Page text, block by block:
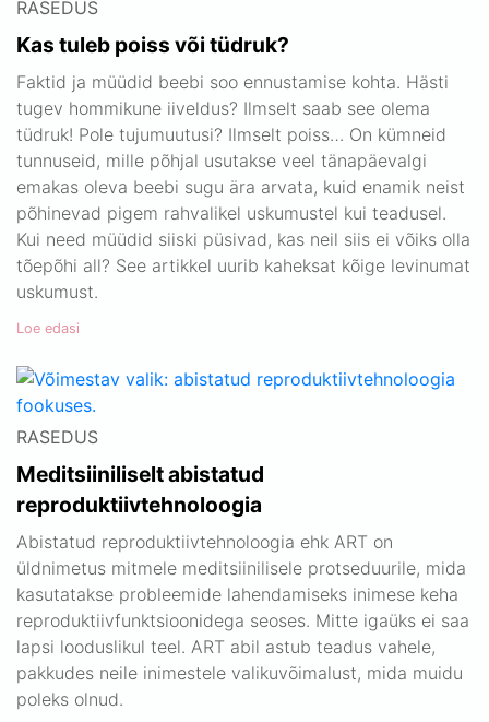
RASEDUS
Kas tuleb poiss või tüdruk?
Faktid ja müüdid beebi soo ennustamise kohta. Hästi
tugev hommikune iiveldus? Ilmselt saab see olema
tüdruk! Pole tujumuutusi? Ilmselt poiss… On kümneid
tunnuseid, mille põhjal usutakse veel tänapäevalgi
emakas oleva beebi sugu ära arvata, kuid enamik neist
põhinevad pigem rahvalikel uskumustel kui teadusel.
Kui need müüdid siiski püsivad, kas neil siis ei võiks olla
tõepõhi all? See artikkel uurib kaheksat kõige levinumat
uskumust.
Loe edasi
RASEDUS
Meditsiiniliselt abistatud
reproduktiivtehnoloogia
Abistatud reproduktiivtehnoloogia ehk ART on
üldnimetus mitmele meditsiinilisele protseduurile, mida
kasutatakse probleemide lahendamiseks inimese keha
reproduktiivfunktsioonidega seoses. Mitte igaüks ei saa
lapsi looduslikul teel. ART abil astub teadus vahele,
pakkudes neile inimestele valikuvõimalust, mida muidu
poleks olnud.